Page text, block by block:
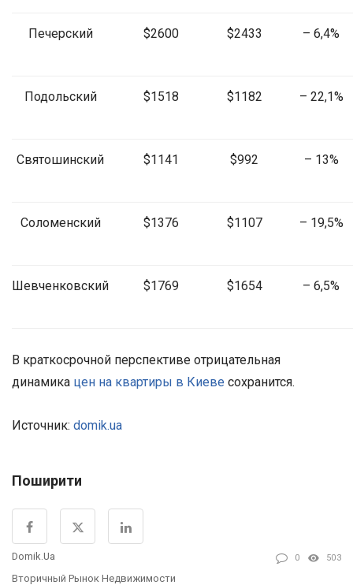
Печерский $2600 $2433 – 6,4%
Подольский $1518 $1182 – 22,1%
Святошинский $1141 $992 – 13%
Соломенский $1376 $1107 – 19,5%
Шевченковский $1769 $1654 – 6,5%
В краткосрочной перспективе отрицательная
динамика цен на квартиры в Киеве сохранится.
Источник: domik.ua
Поширити
Domik.ua
Вторичный Рынок Недвижимости
0 503